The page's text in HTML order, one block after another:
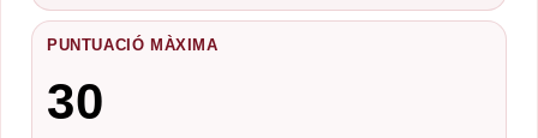
PUNTUACIÓ MÀXIMA
30